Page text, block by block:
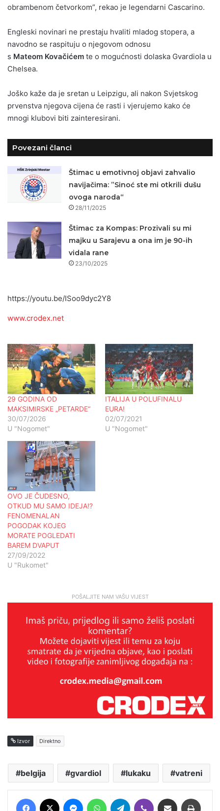
obrambenom četvorkom”, rekao je legendarni Cascarino.
Engleski novinari ne prestaju hvaliti mladog stopera, a
navodno se raspituju o njegovom odnosu
s Mateom Kovačićem te o mogućnosti dolaska Gvardiola u
Chelsea.
Joško kaže da je sretan u Leipzigu, ali nakon Svjetskog
prvenstva njegova cijena će rasti i vjerujemo kako će
mnogi klubovi biti zainteresirani.
Povezani članci
Štimac u emotivnoj objavi zahvalio
navijačima: ”Sinoć ste mi otkrili dušu
ovoga naroda“
28/11/2025
Štimac za Kompas: Prozivali su mi
majku u Sarajevu a ona im je 90-ih
vidala rane
23/10/2025
https://youtu.be/ISoo9dyc2Y8
www.crodex.net
29 GODINA OD
MAKSIMIRSKE „PETARDE“
30/07/2026
U "Nogomet"
ITALIJA U POLUFINALU
EURA!
02/07/2021
U "Nogomet"
OVO JE ČUDESNO,
OTKUD MU SAMO IDEJA!?
FENOMENALAN
POGODAK KOJEG
MORATE POGLEDATI
BAREM DVAPUT
27/09/2022
U "Rukomet"
POŠALJITE NAM VAŠU VIJEST
Izvor Direktno
belgija gvardiol lukaku vatreni
Facebook MessengerWhatsAppTelegram Viber Podijeli putem E-maila